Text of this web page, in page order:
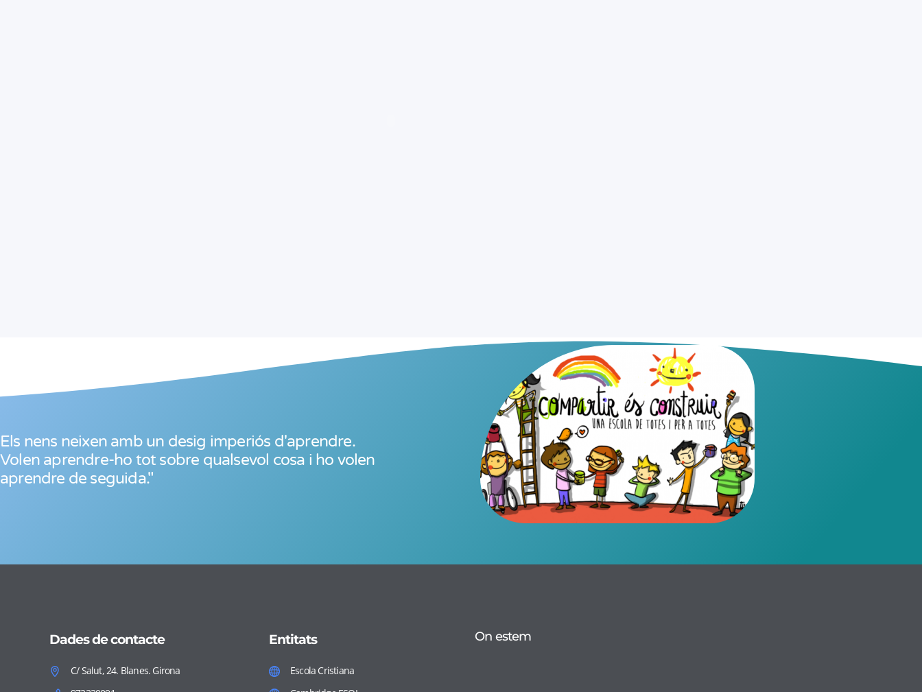
Els nens neixen amb un desig imperiós d'aprendre.
Volen aprendre-ho tot sobre qualsevol cosa i ho volen
aprendre de seguida."
Dades de contacte
C/ Salut, 24. Blanes. Girona
Entitats
Escola Cristiana
On estem